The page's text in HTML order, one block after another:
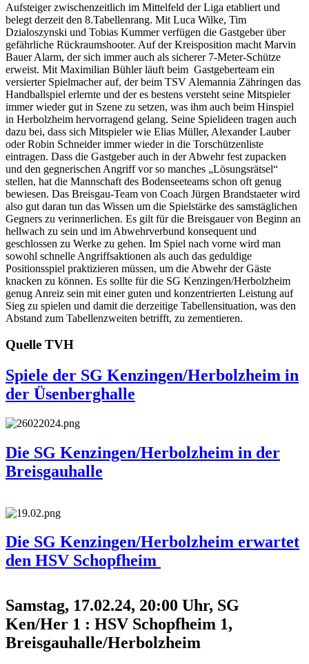
Aufsteiger zwischenzeitlich im Mittelfeld der Liga etabliert und
belegt derzeit den 8.Tabellenrang. Mit Luca Wilke, Tim
Dzialoszynski und Tobias Kummer verfügen die Gastgeber über
gefährliche Rückraumshooter. Auf der Kreisposition macht Marvin
Bauer Alarm, der sich immer auch als sicherer 7-Meter-Schütze
erweist. Mit Maximilian Bühler läuft beim Gastgeberteam ein
versierter Spielmacher auf, der beim TSV Alemannia Zähringen das
Handballspiel erlernte und der es bestens versteht seine Mitspieler
immer wieder gut in Szene zu setzen, was ihm auch beim Hinspiel
in Herbolzheim hervorragend gelang. Seine Spielideen tragen auch
dazu bei, dass sich Mitspieler wie Elias Müller, Alexander Lauber
oder Robin Schneider immer wieder in die Torschützenliste
eintragen. Dass die Gastgeber auch in der Abwehr fest zupacken
und den gegnerischen Angriff vor so manches „Lösungsrätsel“
stellen, hat die Mannschaft des Bodenseeteams schon oft genug
bewiesen. Das Breisgau-Team von Coach Jürgen Brandstaeter wird
also gut daran tun das Wissen um die Spielstärke des samstäglichen
Gegners zu verinnerlichen. Es gilt für die Breisgauer von Beginn an
hellwach zu sein und im Abwehrverbund konsequent und
geschlossen zu Werke zu gehen. Im Spiel nach vorne wird man
sowohl schnelle Angriffsaktionen als auch das geduldige
Positionsspiel praktizieren müssen, um die Abwehr der Gäste
knacken zu können. Es sollte für die SG Kenzingen/Herbolzheim
genug Anreiz sein mit einer guten und konzentrierten Leistung auf
Sieg zu spielen und damit die derzeitige Tabellensituation, was den
Abstand zum Tabellenzweiten betrifft, zu zementieren.
Quelle TVH
Spiele der SG Kenzingen/Herbolzheim in
der Üsenberghalle
Die SG Kenzingen/Herbolzheim in der
Breisgauhalle
Die SG Kenzingen/Herbolzheim erwartet
den HSV Schopfheim
Samstag, 17.02.24, 20:00 Uhr, SG
Ken/Her 1 : HSV Schopfheim 1,
Breisgauhalle/Herbolzheim